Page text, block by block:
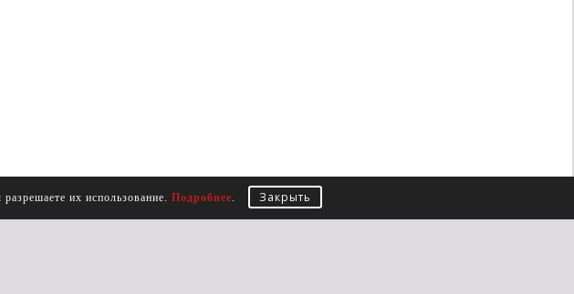
их использование. Подробнее. Закрыть